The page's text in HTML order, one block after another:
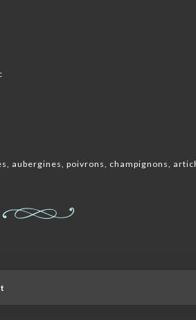
aubergines, poivrons, champignons,